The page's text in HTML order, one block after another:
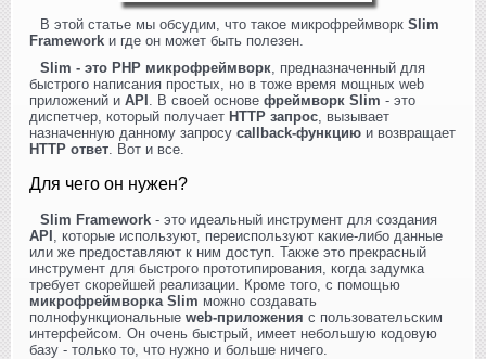
В этой статье мы обсудим, что такое микрофреймворк Slim
Framework и где он может быть полезен.
Slim - это PHP микрофреймворк, предназначенный для
быстрого написания простых, но в тоже время мощных web
приложений и API . В своей основе фреймворк Slim - это
диспетчер, который получает HTTP запрос, вызывает
назначенную данному запросу callback-функцию и возвращает
HTTP ответ. Вот и все.
Для чего он нужен?
Slim Framework - это идеальный инструмент для создания
API
, которые используют, переиспользуют какие-либо данные
или же предоставляют к ним доступ. Также это прекрасный
инструмент для быстрого прототипирования, когда задумка
требует скорейшей реализации. Кроме того, с помощью
микрофреймворка Slim можно создавать
полнофункциональные web-приложения с пользовательским
интерфейсом. Он очень быстрый, имеет небольшую кодовую
базу - только то, что нужно и больше ничего.